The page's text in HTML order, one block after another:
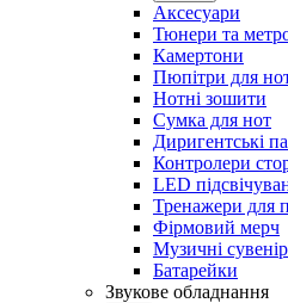
Аксесуари
Тюнери та
Камертони
Пюпітри для
Нотні зошити
Сумка для нот
Диригентські
Контролери
LED
Тренажери для
Фірмовий мерч
Музичні
Батарейки
Звукове обладнання